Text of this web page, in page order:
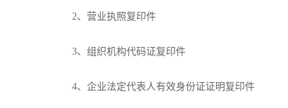
2、营业执照复印件
3、组织机构代码证复印件
4、企业法定代表人有效身份证证明复印件